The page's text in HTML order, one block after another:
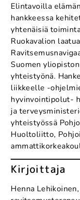
Elintavoilla
hankkeessa
yhtenäisiä
Ruokavalion
Suomen
yhteistyönä.
liikkeelle -
hyvinvointipolut-
ja
yhteistyössä
Huoltoliitto,
Kirjoittaja
Henna